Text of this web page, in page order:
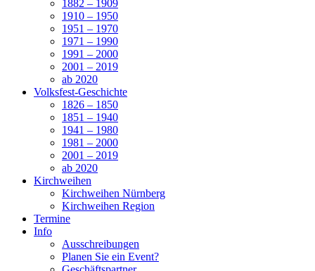
1882 – 1909
1910 – 1950
1951 – 1970
1971 – 1990
1991 – 2000
2001 – 2019
ab 2020
Volksfest-Geschichte
1826 – 1850
1851 – 1940
1941 – 1980
1981 – 2000
2001 – 2019
ab 2020
Kirchweihen
Kirchweihen Nürnberg
Kirchweihen Region
Termine
Info
Ausschreibungen
Planen Sie ein Event?